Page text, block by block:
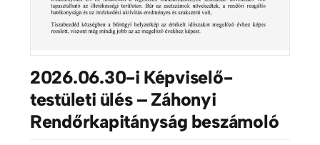
2026.06.30-i Képviselő-
testületi ülés – Záhonyi
Rendőrkapitányság beszámoló